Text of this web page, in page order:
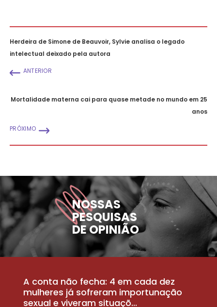
Herdeira de Simone de Beauvoir, Sylvie analisa o legado
intelectual deixado pela autora
ANTERIOR
Mortalidade materna cai para quase metade no mundo em 25
anos
PRÓXIMO
NOSSAS
PESQUISAS
DE OPINIÃO
A conta não fecha: 4 em cada dez
mulheres já sofreram importunação
sexual e viveram situaçõ...